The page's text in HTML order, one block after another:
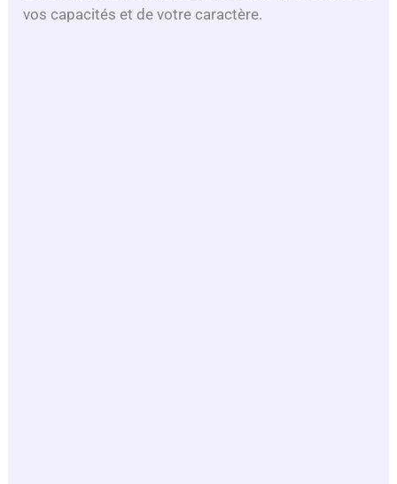
vos capacités et de votre caractère.